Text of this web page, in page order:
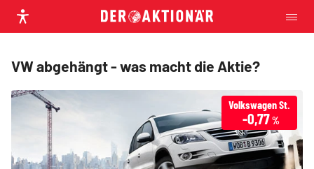
VW abgehängt - was macht die Aktie?
Volkswagen St.
-0,77 %